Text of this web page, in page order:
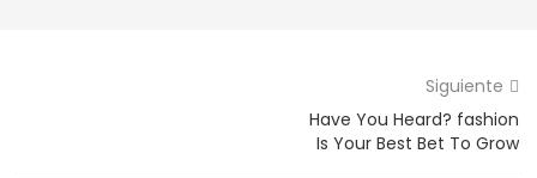
Siguiente
Have You Heard? fashion
Is Your Best Bet To Grow